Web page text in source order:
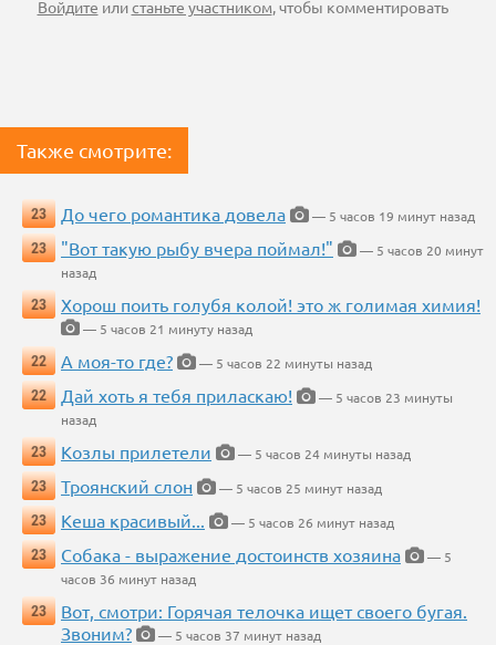
Войдите илистаньте участником, чтобы комментировать
Также смотрите:
23 До чего романтика довела
— 5 часов 19 минут назад
23
"Вот такую рыбу вчера поймал!"
— 5 часов 20 минут
назад
23
Хорош поить голубя колой! это ж голимая химия!
— 5 часов 21 минуту назад
22
А моя-то где?
— 5 часов 22 минуты назад
22
Дай хоть я тебя приласкаю!
— 5 часов 23 минуты
назад
23
Козлы прилетели
— 5 часов 24 минуты назад
23
Троянский слон
— 5 часов 25 минут назад
23
Кеша красивый...
— 5 часов 26 минут назад
23
Собака - выражение достоинств хозяина
— 5
часов 36 минут назад
23
Вот, смотри: Горячая телочка ищет своего бугая.
Звоним?
— 5 часов 37 минут назад